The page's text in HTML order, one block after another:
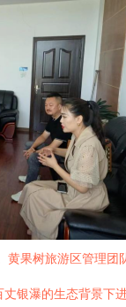
果树旅游区管理
银瀑的生态背景